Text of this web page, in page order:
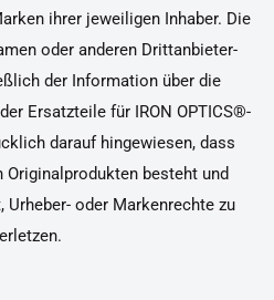
ihrer jeweiligen Inhaber. Die
oder anderen Drittanbieter-
der Information über die
Ersatzteile für IRON OPTICS®-
darauf hingewiesen, dass
Originalprodukten besteht und
oder Markenrechte zu